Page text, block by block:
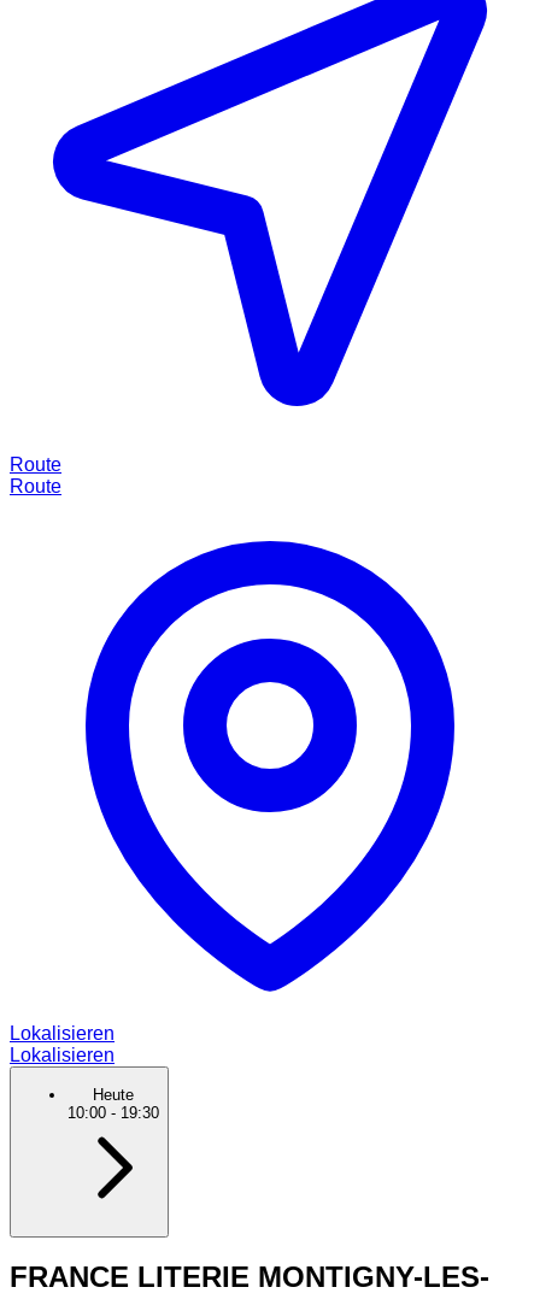
Route
Route
Lokalisieren
Lokalisieren
Heute
10:00 - 19:30
FRANCE LITERIE MONTIGNY-LES-